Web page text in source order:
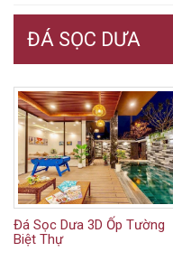
ĐÁ SỌC DƯA
Đá Sọc Dưa 3D Ốp Tường
Biệt Thự